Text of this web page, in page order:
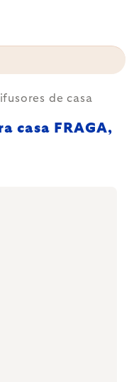
de casa
casa FRAGA,